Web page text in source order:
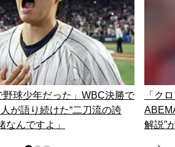
野球少年だった」WBC決勝で
が語り続けた“二刀流の誇
なんですよ」
「ク
解説”